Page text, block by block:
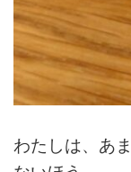
わたしは、あ